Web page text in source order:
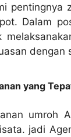
Dalam
dengan
yang
umroh
jadi